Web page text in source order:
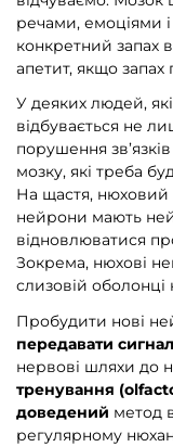
речами, емоціями
конкретний запах
апетит, якщо
У деяких людей,
відбувається не
порушення
мозку, які треба
На щастя, нюховий
нейрони мають
відновлюватися
Зокрема, нюхові
слизовій оболонці
Пробудити нові
передавати
нервові шляхи до
тренування
доведений метод
регулярному